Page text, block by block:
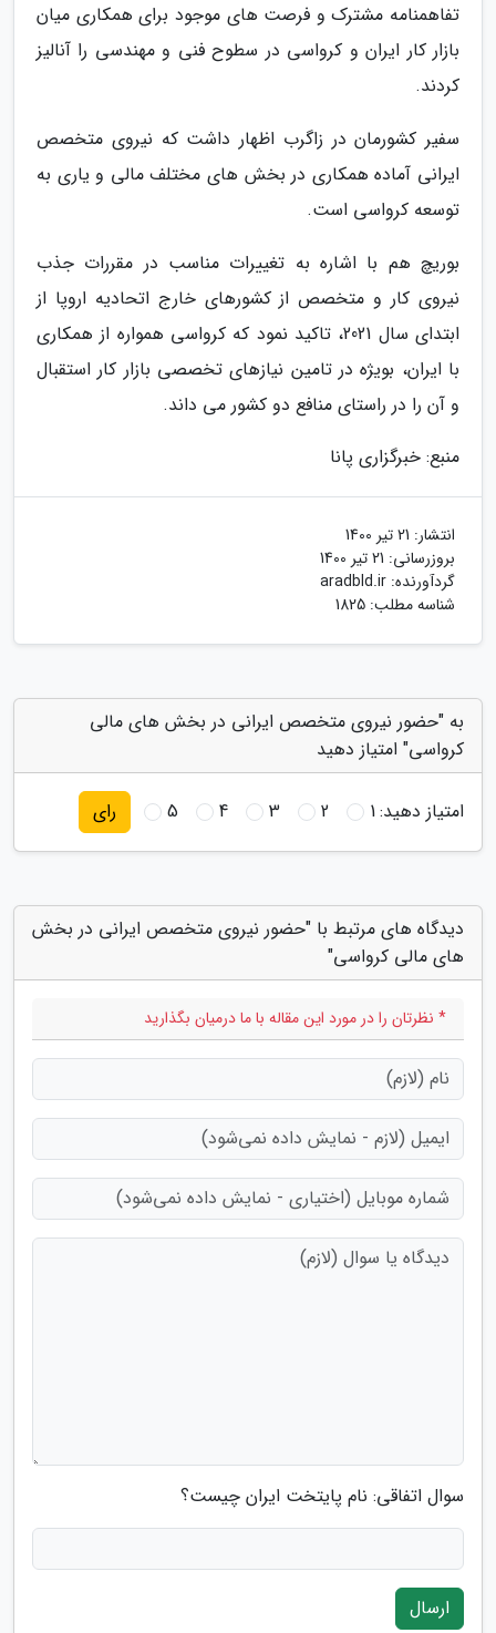
تفاهمنامه مشترک و فرصت های موجود برای همکاری میان
بازار کار ایران و کرواسی در سطوح فنی و مهندسی را آنالیز
کردند.
سفیر کشورمان در زاگرب اظهار داشت که نیروی متخصص
ایرانی آماده همکاری در بخش های مختلف مالی و یاری به
توسعه کرواسی است.
بوریچ هم با اشاره به تغییرات مناسب در مقررات جذب
نیروی کار و متخصص از کشورهای خارج اتحادیه اروپا از
ابتدای سال 2021، تاکید نمود که کرواسی همواره از همکاری
با ایران، بویژه در تامین نیازهای تخصصی بازار کار استقبال
و آن را در راستای منافع دو کشور می داند.
منبع: خبرگزاری پانا
انتشار: 21 تیر 1400
بروزرسانی: 21 تیر 1400
گردآورنده: aradbld.ir
شناسه مطلب: 1825
به "حضور نیروی متخصص ایرانی در بخش های مالی
کرواسی" امتیاز دهید
امتیاز دهید:1
2
3
4
5 رای
دیدگاه های مرتبط با "حضور نیروی متخصص ایرانی در بخش
های مالی کرواسی"
* نظرتان را در مورد این مقاله با ما درمیان بگذارید
سوال اتفاقی: نام پایتخت ایران چیست؟
ارسال